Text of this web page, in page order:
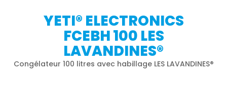
YETI® ELECTRONICS
FCEBH 100 LES
LAVANDINES®
Congélateur 100 litres avec habillage LES LAVANDINES®